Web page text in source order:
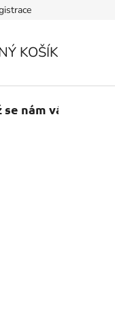
KOŠÍK
se nám váš balík